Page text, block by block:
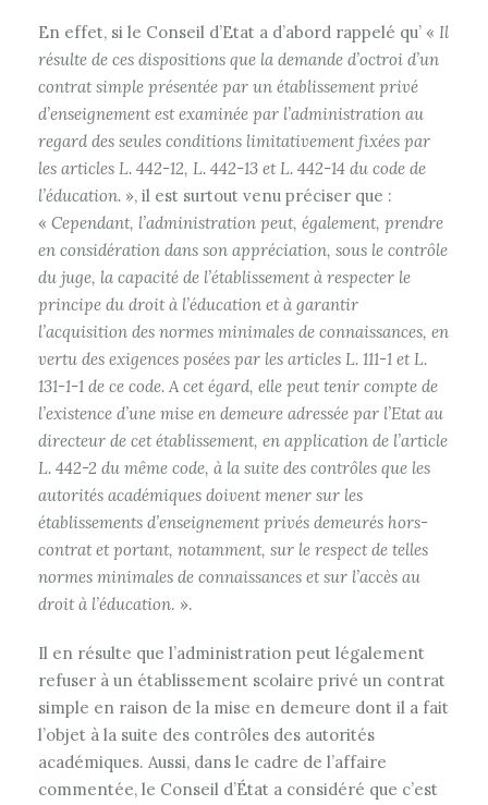
En effet, si le Conseil d’Etat a d’abord rappelé qu’ « Il
résulte de ces dispositions que la demande d’octroi d’un
contrat simple présentée par un établissement privé
d’enseignement est examinée par l’administration au
regard des seules conditions limitativement fixées par
les articles L. 442-12, L. 442-13 et L. 442-14 du code de
l’éducation. », il est surtout venu préciser que :
« Cependant, l’administration peut, également, prendre
en considération dans son appréciation, sous le contrôle
du juge, la capacité de l’établissement à respecter le
principe du droit à l’éducation et à garantir
l’acquisition des normes minimales de connaissances, en
vertu des exigences posées par les articles L. 111-1 et L.
131-1-1 de ce code. A cet égard, elle peut tenir compte de
l’existence d’une mise en demeure adressée par l’Etat au
directeur de cet établissement, en application de l’article
L. 442-2 du même code, à la suite des contrôles que les
autorités académiques doivent mener sur les
établissements d’enseignement privés demeurés hors-
contrat et portant, notamment, sur le respect de telles
normes minimales de connaissances et sur l’accès au
droit à l’éducation. ».
Il en résulte que l’administration peut légalement
refuser à un établissement scolaire privé un contrat
simple en raison de la mise en demeure dont il a fait
l’objet à la suite des contrôles des autorités
académiques. Aussi, dans le cadre de l’affaire
commentée, le Conseil d’État a considéré que c’est